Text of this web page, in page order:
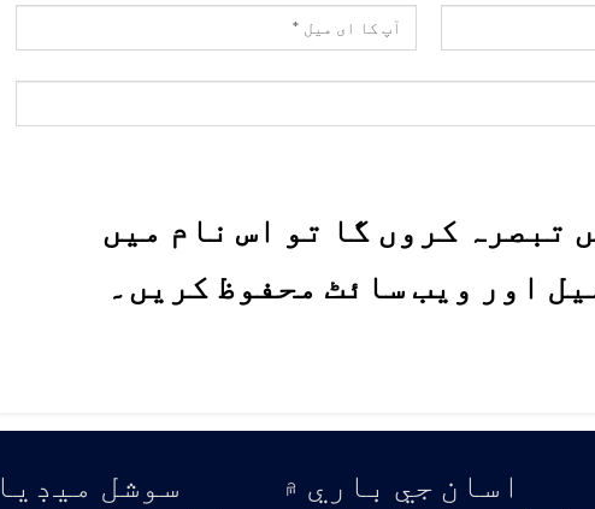
تبصرہ کروں گا تو اس نام میں
اور ویب سائٹ محفوظ کریں۔
اسان جي باري ۾ سوشل ميڊيا